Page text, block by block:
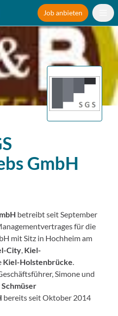
Job anbieten
GmbH
betreibt seit September
für die
mit Sitz in Hochheim am
City, Kiel-
Kiel-Holstenbrücke.
Simone und
Schmüser
bereits seit Oktober 2014